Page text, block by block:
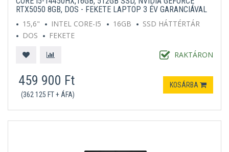
RTX5050 8GB, DOS - FEKETE LAPTOP 3 ÉV GARANCIÁVAL
15,6"
INTEL CORE-I5 16GB
SSD HÁTTÉRTÁR
DOS
FEKETE
RAKTÁRON
459 900 Ft
(362 125 FT + ÁFA)
KOSÁRBA